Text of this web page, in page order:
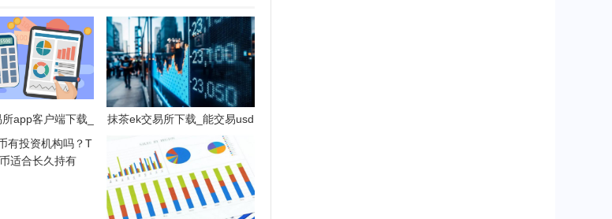
app客户端下载_
抹茶ek交易所下载_能交易usd
t的抹茶ek平台V6.1.0